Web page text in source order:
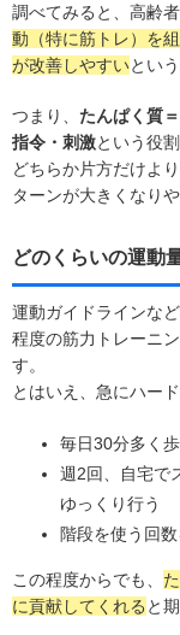
調べてみると、高齢
動（特に筋トレ）を
が改善しやすいとい
つまり、 たんぱく質
指令・刺激という役割
どちらか片方だけよ
ターンが大きくなり
どのくらいの運動
運動ガイドラインな
程度の筋力トレーニ
す。
とはいえ、急にハー
毎日30分多く
週2回、自宅で
ゆっくり行う
階段を使う回
この程度からでも、
に貢献してくれる と